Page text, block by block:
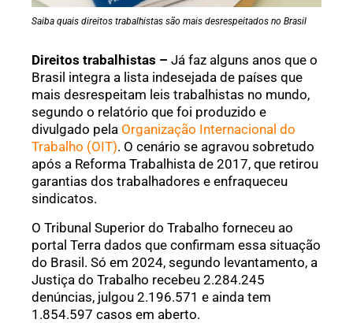
Saiba quais direitos trabalhistas são mais desrespeitados no Brasil
Direitos trabalhistas – Já faz alguns anos que o
Brasil integra a lista indesejada de países que
mais desrespeitam leis trabalhistas no mundo,
segundo o relatório que foi produzido e
divulgado pela Organização Internacional do
Trabalho (OIT). O cenário se agravou sobretudo
após a Reforma Trabalhista de 2017, que retirou
garantias dos trabalhadores e enfraqueceu
sindicatos.
O Tribunal Superior do Trabalho forneceu ao
portal Terra dados que confirmam essa situação
do Brasil. Só em 2024, segundo levantamento, a
Justiça do Trabalho recebeu 2.284.245
denúncias, julgou 2.196.571 e ainda tem
1.854.597 casos em aberto.